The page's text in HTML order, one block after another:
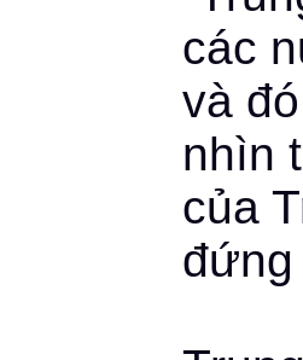
các
và
nhìn
của
đứng